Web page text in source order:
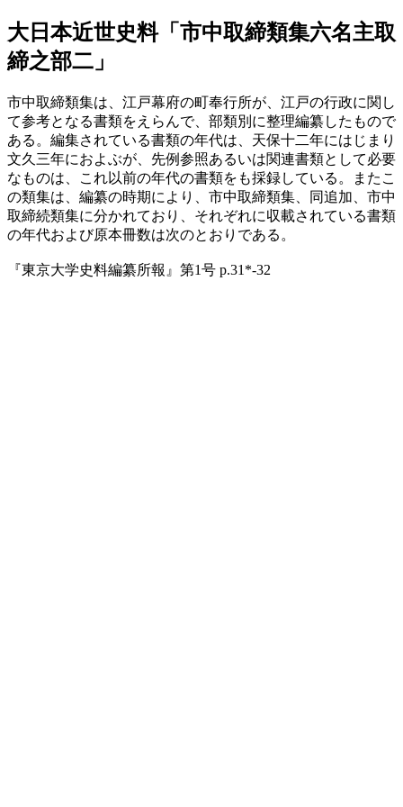
大日本近世史料「市中取締類集六名主取
締之部二」
市中取締類集は、江戸幕府の町奉行所が、江戸の行政に関し
て参考となる書類をえらんで、部類別に整理編纂したもので
ある。編集されている書類の年代は、天保十二年にはじまり
文久三年におよぶが、先例参照あるいは関連書類として必要
なものは、これ以前の年代の書類をも採録している。またこ
の類集は、編纂の時期により、市中取締類集、同追加、市中
取締続類集に分かれており、それぞれに収載されている書類
の年代および原本冊数は次のとおりである。
『東京大学史料編纂所報』第1号 p.31*-32